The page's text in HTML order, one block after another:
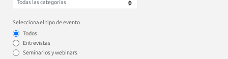
Selecciona el tipo de evento
Todos
Entrevistas
Seminarios y webinars